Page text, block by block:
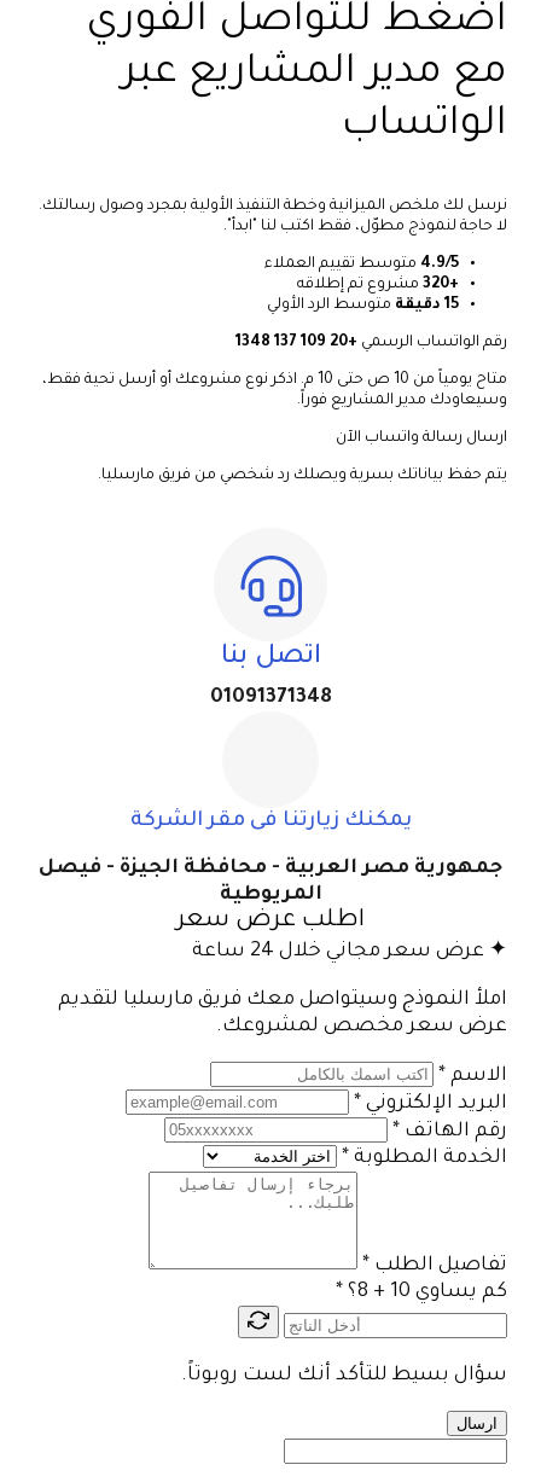
اضغط للتواصل الفوري
مع مدير المشاريع عبر
الواتساب
نرسل لك ملخص الميزانية وخطة التنفيذ الأولية بمجرد وصول رسالتك.
لا حاجة لنموذج مطوّل، فقط اكتب لنا "ابدأ".
4.9/5 متوسط تقييم العملاء
+320
مشروع تم إطلاقه
15 دقيقة
متوسط الرد الأولي
رقم الواتساب الرسمي +20 109 137 1348
متاح يومياً من 10 ص حتى 10 م. اذكر نوع مشروعك أو أرسل تحية فقط،
وسيعاودك مدير المشاريع فوراً.
ارسال رسالة واتساب الآن
يتم حفظ بياناتك بسرية ويصلك رد شخصي من فريق مارسليا.
اتصل بنا
01091371348
يمكنك زيارتنا فى مقر الشركة
جمهورية مصر العربية - محافظة الجيزة - فيصل
المريوطية
اطلب عرض سعر
✦ عرض سعر مجاني خلال 24 ساعة
املأ النموذج وسيتواصل معك فريق مارسليا لتقديم
عرض سعر مخصص لمشروعك.
الاسم *
البريد الإلكتروني *
رقم الهاتف *
الخدمة المطلوبة *
تفاصيل الطلب *
كم يساوي 10 + 8؟
*
سؤال بسيط للتأكد أنك لست روبوتاً.
ارسال